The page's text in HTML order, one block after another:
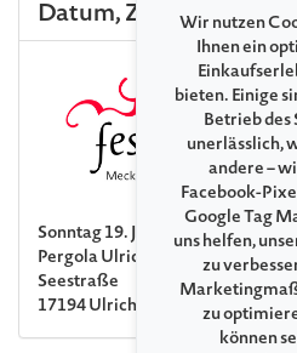
Datum, Zeit und Ort
Sonntag 19. Juli 2026 13:00
Pergola Ulrichshusen
Seestraße
17194 Ulrichshusen
Wir nutzen
Ihnen ein
bieten. Einige
Betrieb des
unerlässlich,
andere –
Facebook-
Google Tag
uns helfen,
zu
zu
können